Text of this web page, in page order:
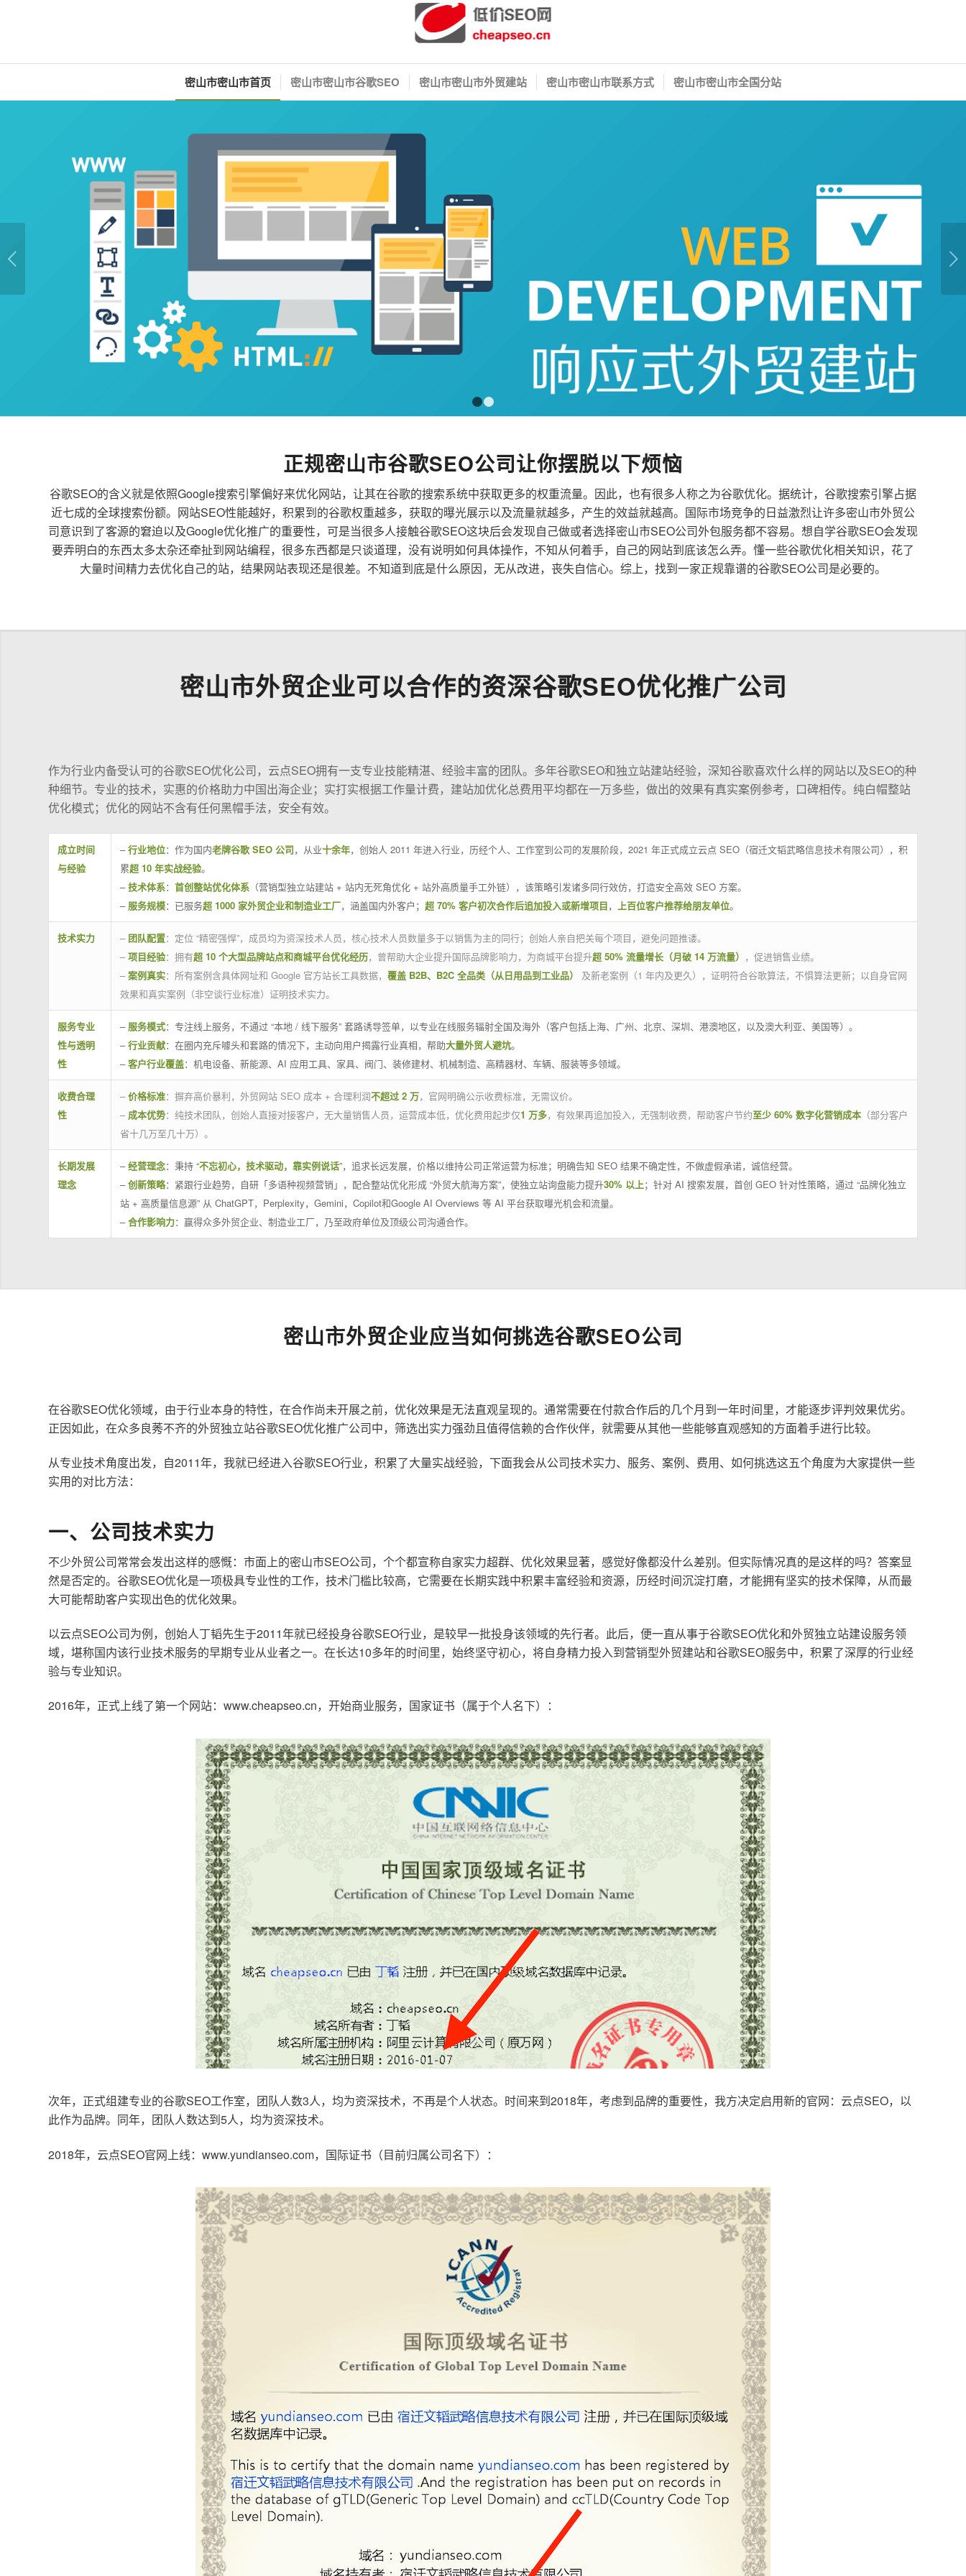
密山市密山市首页 密山市密山市谷歌SEO 密山市密山市外贸建站 密山市密山市联系方式 密山市密山市全国分站
下一页
正规密山市谷歌SEO公司让你摆脱以下烦恼
谷歌SEO的含义就是依照Google搜索引擎偏好来优化网站，让其在谷歌的搜索系统中获取更多的权重流量。因此，也有很多人称之为谷歌优化。据统计，谷歌搜索引擎占据
近七成的全球搜索份额。网站SEO性能越好，积累到的谷歌权重越多，获取的曝光展示以及流量就越多，产生的效益就越高。国际市场竞争的日益激烈让许多密山市外贸公
司意识到了客源的窘迫以及Google优化推广的重要性，可是当很多人接触谷歌SEO这块后会发现自己做或者选择密山市SEO公司外包服务都不容易。想自学谷歌SEO会发现
要弄明白的东西太多太杂还牵扯到网站编程，很多东西都是只谈道理，没有说明如何具体操作，不知从何着手，自己的网站到底该怎么弄。懂一些谷歌优化相关知识，花了
大量时间精力去优化自己的站，结果网站表现还是很差。不知道到底是什么原因，无从改进，丧失自信心。综上，找到一家正规靠谱的谷歌SEO公司是必要的。
密山市外贸企业可以合作的资深谷歌SEO优化推广公司
作为行业内备受认可的谷歌SEO优化公司，云点SEO拥有一支专业技能精湛、经验丰富的团队。多年谷歌SEO和独立站建站经验，深知谷歌喜欢什么样的网站以及SEO的种
种细节。专业的技术，实惠的价格助力中国出海企业；实打实根据工作量计费，建站加优化总费用平均都在一万多些，做出的效果有真实案例参考，口碑相传。纯白帽整站
优化模式；优化的网站不含有任何黑帽手法，安全有效。
成立时间
与经验
–行业地位：作为国内老牌谷歌 SEO 公司，从业十余年，创始人 2011 年进入行业，历经个人、工作室到公司的发展阶段，2021 年正式成立云点 SEO（宿迁文韬武略信息技术有限公司），积
累超 10 年实战经验。
–技术体系： 首创整站优化体系 （营销型独立站建站 + 站内无死角优化 + 站外高质量手工外链），该策略引发诸多同行效仿，打造安全高效 SEO 方案。
– 服务规模：已服务超 1000 家外贸企业和制造业工厂，涵盖国内外客户； 超 70% 客户初次合作后追加投入或新增项目， 上百位客户推荐给朋友单位。
技术实力 – 团队配置：定位 “精密强悍”，成员均为资深技术人员，核心技术人员数量多于以销售为主的同行；创始人亲自把关每个项目，避免问题推诿。
– 项目经验：拥有超 10 个大型品牌站点和商城平台优化经历，曾帮助大企业提升国际品牌影响力，为商城平台提升超 50% 流量增长（月破 14 万流量） ，促进销售业绩。
– 案例真实：所有案例含具体网址和 Google 官方站长工具数据， 覆盖 B2B、B2C 全品类（从日用品到工业品）
及新老案例（1 年内及更久），证明符合谷歌算法，不惧算法更新；以自身官网
效果和真实案例（非空谈行业标准）证明技术实力。
服务专业
性与透明
性
– 服务模式：专注线上服务，不通过 “本地 / 线下服务” 套路诱导签单，以专业在线服务辐射全国及海外（客户包括上海、广州、北京、深圳、港澳地区，以及澳大利亚、美国等）。
–行业贡献：在圈内充斥噱头和套路的情况下，主动向用户揭露行业真相，帮助大量外贸人避坑。
–客户行业覆盖：机电设备、新能源、AI 应用工具、家具、阀门、装修建材、机械制造、高精器材、车辆、服装等多领域。
收费合理
性
– 价格标准：摒弃高价暴利，外贸网站 SEO 成本 + 合理利润不超过 2 万，官网明确公示收费标准，无需议价。
– 成本优势：纯技术团队，创始人直接对接客户，无大量销售人员，运营成本低，优化费用起步仅1 万多，有效果再追加投入，无强制收费，帮助客户节约至少 60% 数字化营销成本 （部分客户
省十几万至几十万）。
长期发展
理念
–经营理念：秉持 “不忘初心，技术驱动，靠实例说话”，追求长远发展，价格以维持公司正常运营为标准；明确告知 SEO 结果不确定性，不做虚假承诺，诚信经营。
–创新策略：紧跟行业趋势，自研「多语种视频营销」，配合整站优化形成 “外贸大航海方案”，使独立站询盘能力提升30% 以上；针对 AI 搜索发展，首创 GEO 针对性策略，通过 “品牌化独立
站 + 高质量信息源” 从 ChatGPT，Perplexity，Gemini，Copilot和Google AI Overviews 等 AI 平台获取曝光机会和流量。
–合作影响力：赢得众多外贸企业、制造业工厂，乃至政府单位及顶级公司沟通合作。
密山市外贸企业应当如何挑选谷歌SEO公司
在谷歌SEO优化领域，由于行业本身的特性，在合作尚未开展之前，优化效果是无法直观呈现的。通常需要在付款合作后的几个月到一年时间里，才能逐步评判效果优劣。
正因如此，在众多良莠不齐的外贸独立站谷歌SEO优化推广公司中，筛选出实力强劲且值得信赖的合作伙伴，就需要从其他一些能够直观感知的方面着手进行比较。
从专业技术角度出发，自2011年，我就已经进入谷歌SEO行业，积累了大量实战经验，下面我会从公司技术实力、服务、案例、费用、如何挑选这五个角度为大家提供一些
实用的对比方法：
一、公司技术实力
不少外贸公司常常会发出这样的感慨：市面上的密山市SEO公司，个个都宣称自家实力超群、优化效果显著，感觉好像都没什么差别。但实际情况真的是这样的吗？答案显
然是否定的。谷歌SEO优化是一项极具专业性的工作，技术门槛比较高，它需要在长期实践中积累丰富经验和资源，历经时间沉淀打磨，才能拥有坚实的技术保障，从而最
大可能帮助客户实现出色的优化效果。
以云点SEO公司为例，创始人丁韬先生于2011年就已经投身谷歌SEO行业，是较早一批投身该领域的先行者。此后，便一直从事于谷歌SEO优化和外贸独立站建设服务领
域，堪称国内该行业技术服务的早期专业从业者之一。在长达10多年的时间里，始终坚守初心，将自身精力投入到营销型外贸建站和谷歌SEO服务中，积累了深厚的行业经
验与专业知识。
2016年，正式上线了第一个网站：www.cheapseo.cn，开始商业服务，国家证书（属于个人名下）：
次年，正式组建专业的谷歌SEO工作室，团队人数3人，均为资深技术，不再是个人状态。时间来到2018年，考虑到品牌的重要性，我方决定启用新的官网：云点SEO，以
此作为品牌。同年，团队人数达到5人，均为资深技术。
2018年，云点SEO官网上线：www.yundianseo.com，国际证书（目前归属公司名下）：